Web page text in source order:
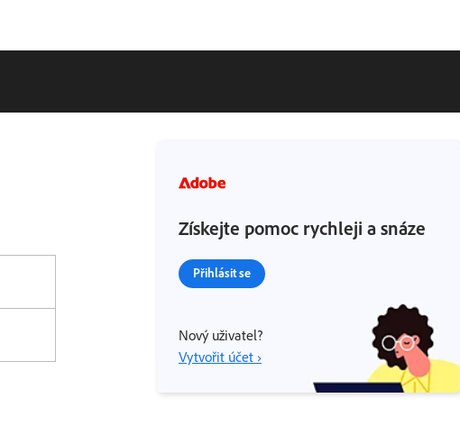
Získejte pomoc rychleji a snáze
Přihlásit se
Nový uživatel?
Vytvořit účet ›